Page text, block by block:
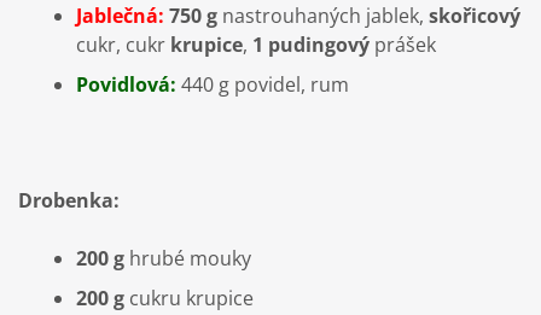
Jablečná: 750 g nastrouhaných jablek, skořicový
cukr, cukr krupice, 1 pudingový prášek
Povidlová: 440 g povidel, rum
Drobenka:
200 g hrubé mouky
200 g cukru krupice